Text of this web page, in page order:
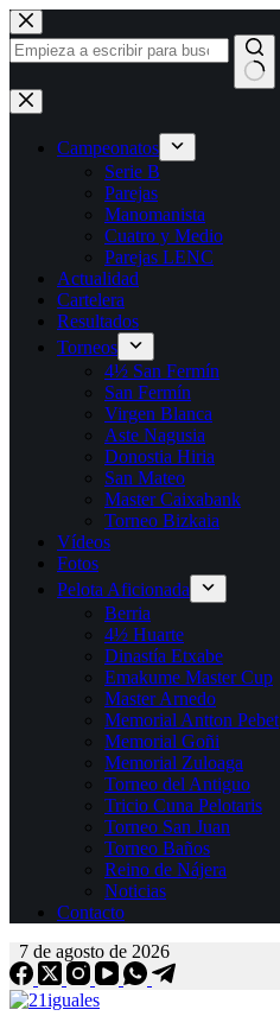
Saltar
al
contenido
Sin
resultados
Campeonatos
Serie B
Parejas
Manomanista
Cuatro y Medio
Parejas LENC
Actualidad
Cartelera
Resultados
Torneos
4½ San Fermín
San Fermín
Virgen Blanca
Aste Nagusia
Donostia Hiria
San Mateo
Master Caixabank
Torneo Bizkaia
Vídeos
Fotos
Pelota Aficionada
Berria
4½ Huarte
Dinastía Etxabe
Emakume Master Cup
Master Arnedo
Memorial Antton Pebet
Memorial Goñi
Memorial Zuloaga
Torneo del Antiguo
Tricio Cuna Pelotaris
Torneo San Juan
Torneo Baños
Reino de Nájera
Noticias
Contacto
7 de agosto de 2026